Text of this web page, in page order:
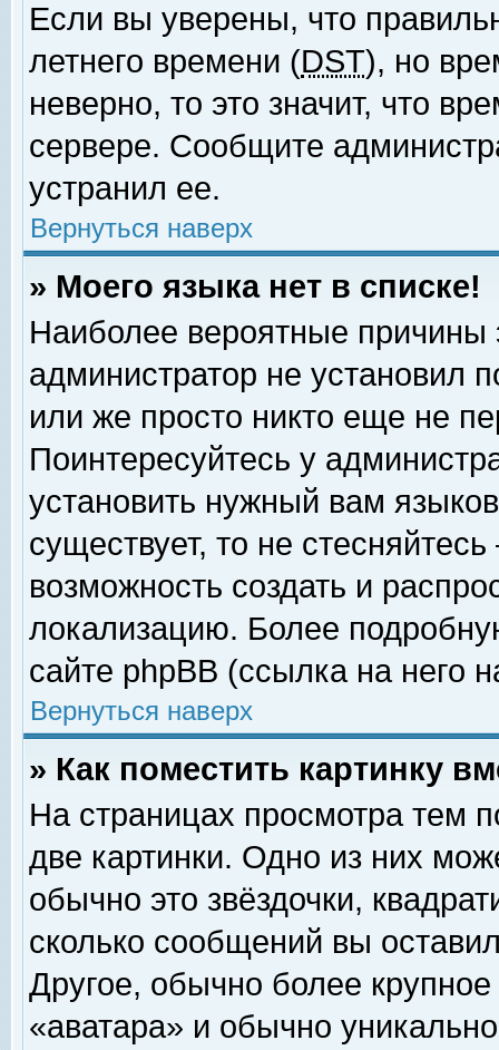
Если вы уверены, что
летнего времени (DST), но
неверно, то это значит, что
сервере. Сообщите
устранил ее.
Вернуться наверх
» Моего языка нет в списке!
Наиболее вероятные причины
администратор не установил
или же просто никто еще не
Поинтересуйтесь у
установить нужный вам
существует, то не
возможность создать и
локализацию. Более
сайте phpBB (ссылка на него
Вернуться наверх
» Как поместить картинку
На страницах просмотра тем
две картинки. Одно из них
обычно это звёздочки,
сколько сообщений вы
Другое, обычно более
«аватара» и обычно